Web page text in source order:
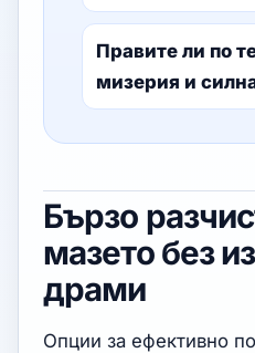
Правите ли по
мизерия и
Бързо
мазето без
драми
Опции за ефективно